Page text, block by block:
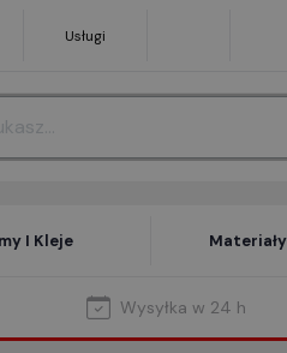
Usługi
I Kleje
Wysyłka w 24 h